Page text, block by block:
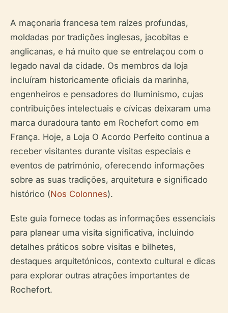
A maçonaria francesa tem raízes profundas,
moldadas por tradições inglesas, jacobitas e
anglicanas, e há muito que se entrelaçou com o
legado naval da cidade. Os membros da loja
incluíram historicamente oficiais da marinha,
engenheiros e pensadores do Iluminismo, cujas
contribuições intelectuais e cívicas deixaram uma
marca duradoura tanto em Rochefort como em
França. Hoje, a Loja O Acordo Perfeito continua a
receber visitantes durante visitas especiais e
eventos de património, oferecendo informações
sobre as suas tradições, arquitetura e significado
histórico (Nos Colonnes).
Este guia fornece todas as informações essenciais
para planear uma visita significativa, incluindo
detalhes práticos sobre visitas e bilhetes,
destaques arquitetónicos, contexto cultural e dicas
para explorar outras atrações importantes de
Rochefort.